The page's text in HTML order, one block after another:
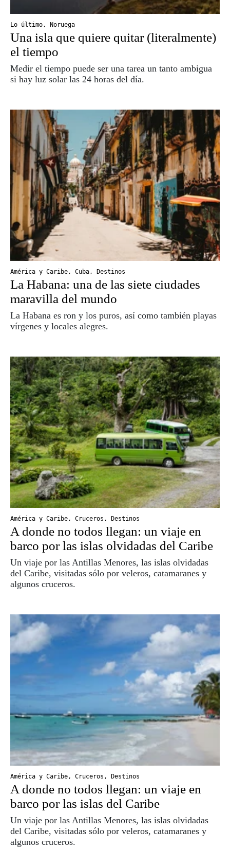
Lo último , Noruega
Una isla que quiere quitar (literalmente)
el tiempo
Medir el tiempo puede ser una tarea un tanto ambigua
si hay luz solar las 24 horas del día.
América y Caribe , Cuba , Destinos
La Habana: una de las siete ciudades
maravilla del mundo
La Habana es ron y los puros, así como también playas
vírgenes y locales alegres.
América y Caribe, Cruceros , Destinos
A donde no todos llegan: un viaje en
barco por las islas olvidadas del Caribe
Un viaje por las Antillas Menores, las islas olvidadas
del Caribe, visitadas sólo por veleros, catamaranes y
algunos cruceros.
América y Caribe, Cruceros , Destinos
A donde no todos llegan: un viaje en
barco por las islas del Caribe
Un viaje por las Antillas Menores, las islas olvidadas
del Caribe, visitadas sólo por veleros, catamaranes y
algunos cruceros.